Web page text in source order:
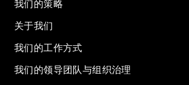
我们的策略
关于我们
我们的工作方式
我们的领导团队与组织治理